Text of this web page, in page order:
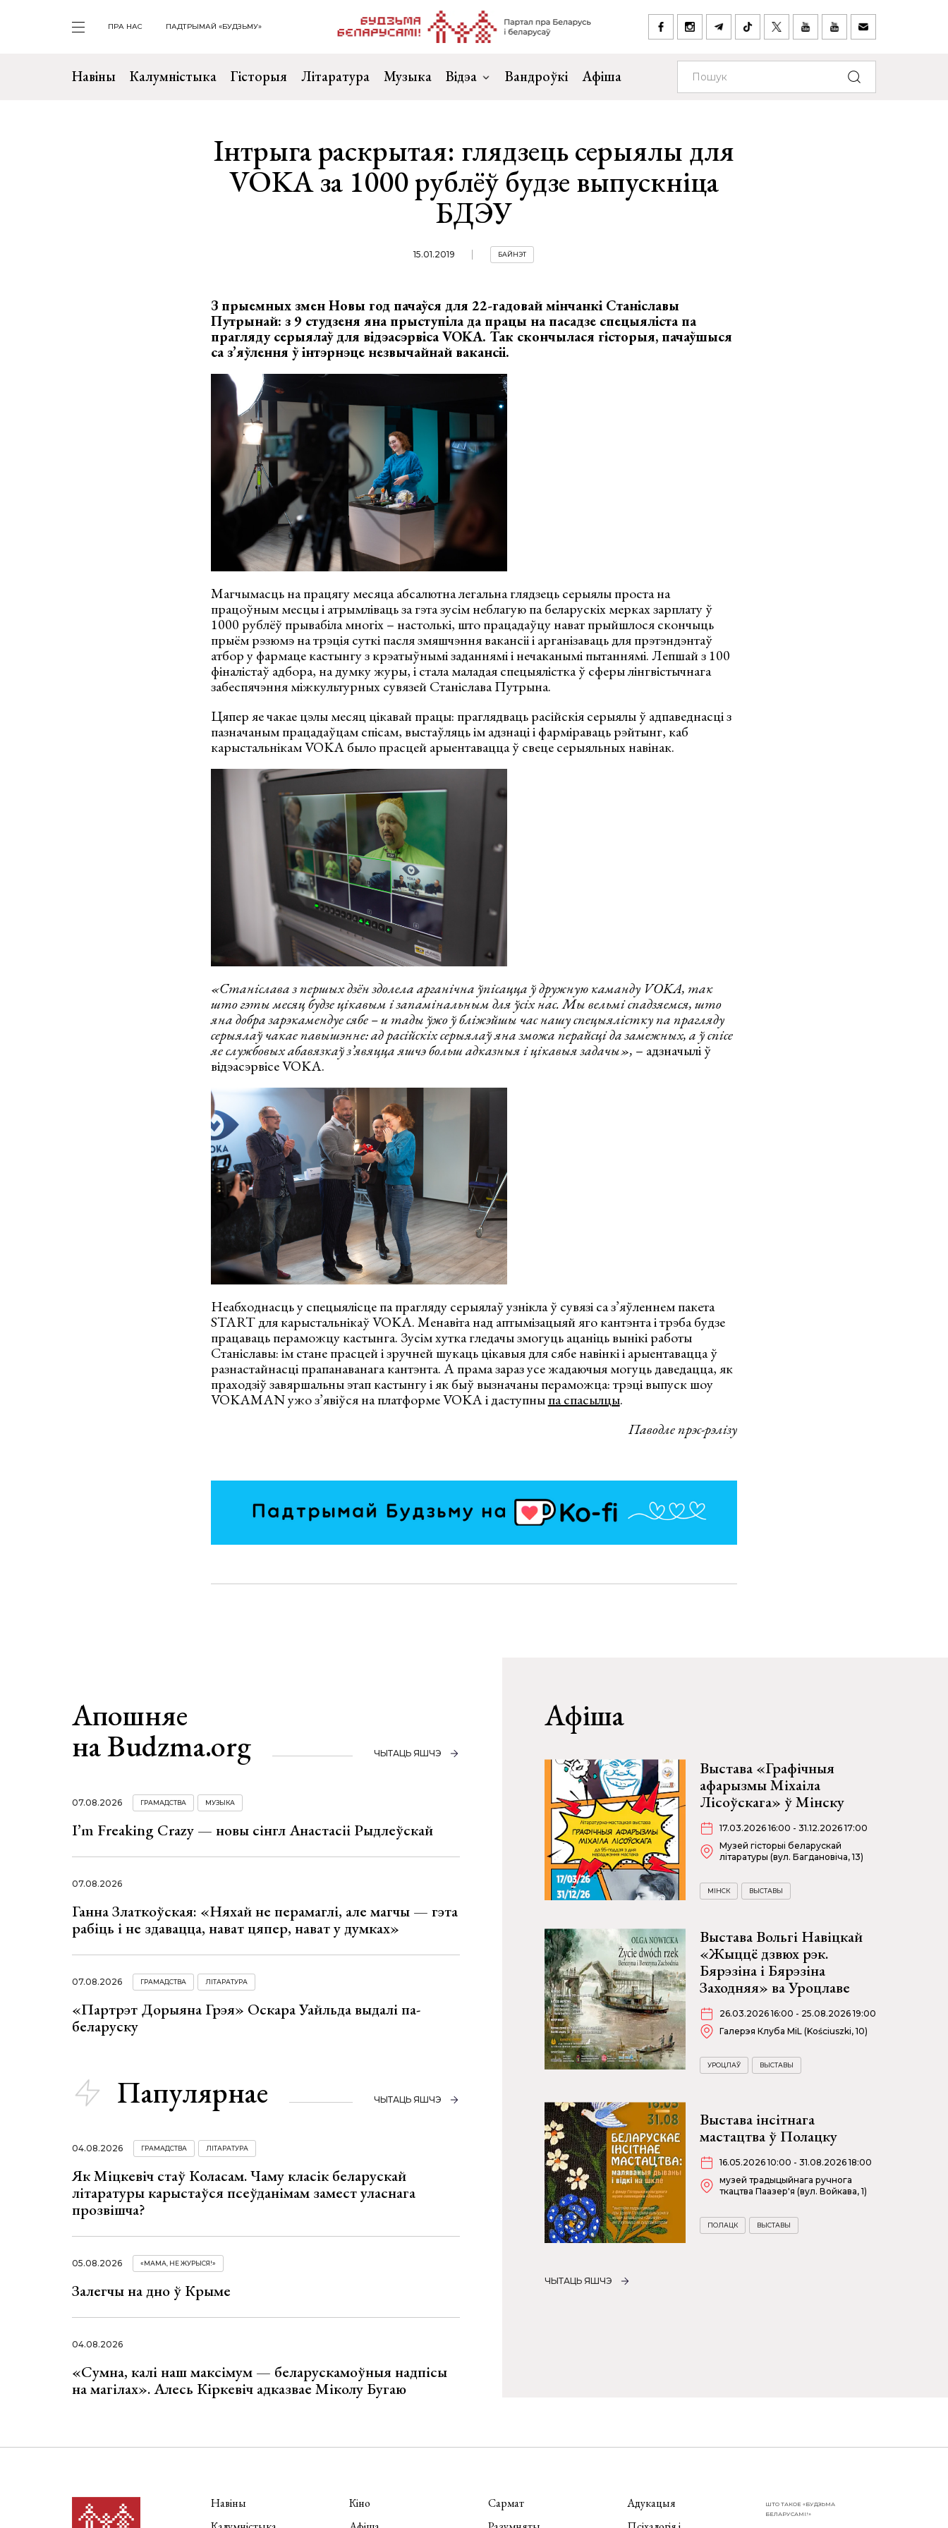
ПРА НАС ПАДТРЫМАЙ «БУДЗЬМУ»
Навіны Калумністыка Гісторыя Літаратура Музыка Відэа Вандроўкі Афіша
Інтрыга раскрытая: глядзець серыялы для
VOKA за 1000 рублёў будзе выпускніца
БДЭУ
15.01.2019 БАЙНЭТ
З прыемных змен Новы год пачаўся для 22-гадовай мінчанкі Станіславы
Путрынай: з 9 студзеня яна прыступіла да працы на пасадзе спецыяліста па
прагляду серыялаў для відэасэрвісаVOKA. Так скончылася гісторыя, пачаўшыся
са з’яўлення ў інтэрнэце незвычайнай вакансіі.
Магчымасць на працягу месяца абсалютна легальна глядзець серыялы проста на
працоўным месцы і атрымліваць за гэта зусім неблагую па беларускіх мерках зарплату ў
1000 рублёў прывабіла многіх – настолькі, што працадаўцу нават прыйшлося скончыць
прыём рэзюмэ на трэція суткі пасля змяшчэння вакансіі і арганізаваць для прэтэндэнтаў
атбор у фармаце кастынгу з крэатыўнымі заданнямі і нечаканымі пытаннямі. Лепшай з 100
фіналістаў адбора, на думку журы, і стала маладая спецыялістка ў сферы лінгвістычнага
забеспячэння міжкультурных сувязей Станіслава Путрына.
Цяпер яе чакае цэлы месяц цікавай працы: праглядваць расійскія серыялы ў адпаведнасці з
пазначаным працадаўцам спісам, выстаўляць ім адзнаці і фарміраваць рэйтынг, каб
карыстальнікам VOKA было прасцей арыентавацца ў свеце серыяльных навінак.
«Станіслава з першых дзён здолела арганічна ўпісацца ў дружную каманду VOKA, так
што гэты месяц будзе цікавым і запамінальным для ўсіх нас. Мы вельмі спадзяемся, што
яна добра зарэкамендуе сябе – и тады ўжо ў бліжэйшы час нашу спецыялістку па прагляду
серыялаў чакае павышэнне: ад расійскіх серыялаў яна зможа перайсці да замежных, а ў спісе
яе службовых абавязкаў з’явяцца яшчэ больш адказныя і цікавыя задачы», – адзначылі ў
відэасэрвісе VOKA.
Неабходнасць у спецыялісце па прагляду серыялаў узнікла ў сувязі са з’яўленнем пакета
START для карыстальнікаў VOKA. Менавіта над аптымізацыяй яго кантэнта і трэба будзе
працаваць пераможцу кастынга. Зусім хутка гледачы змогуць ацаніць вынікі работы
Станіславы: ім стане прасцей і зручней шукаць цікавыя для сябе навінкі і арыентавацца ў
разнастайнасці прапанаванага кантэнта. А прама зараз усе жадаючыя могуць даведацца, як
праходзіў завяршальны этап кастынгу і як быў вызначаны пераможца: трэці выпуск шоу
VOKAMAN ужо з’явіўся на платформе VOKA і даступныпа спасылцы.
Паводле прэс-рэлізу
Апошняе
на Budzma.org
ЧЫТАЦЬ ЯШЧЭ
07.08.2026 ГРАМАДСТВА МУЗЫКА
I’m Freaking Crazy — новы сінгл Анастасіі Рыдлеўскай
07.08.2026
Ганна Златкоўская: «Няхай не перамаглі, але магчы — гэта
рабіць і не здавацца, нават цяпер, нават у думках»
07.08.2026 ГРАМАДСТВА ЛІТАРАТУРА
«Партрэт Дорыяна Грэя» Оскара Уайльда выдалі па-
беларуску
Папулярнае ЧЫТАЦЬ ЯШЧЭ
04.08.2026 ГРАМАДСТВА ЛІТАРАТУРА
Як Міцкевіч стаў Коласам. Чаму класік беларускай
літаратуры карыстаўся псеўданімам замест уласнага
прозвішча?
05.08.2026 «МАМА, НЕ ЖУРЫСЯ!»
Залегчы на дно ў Крыме
04.08.2026
«Сумна, калі наш максімум — беларускамоўныя надпісы
на магілах». Алесь Кіркевіч адказвае Міколу Бугаю
Афіша
Выстава «Графічныя
афарызмы Міхаіла
Лісоўскага» ў Мінску
17.03.2026 16:00 - 31.12.2026 17:00
Музей гісторыі беларускай
літаратуры (вул. Багдановіча, 13)
МІНСК ВЫСТАВЫ
Выстава Вольгі Навіцкай
«Жыццё дзвюх рэк.
Бярэзіна і Бярэзіна
Заходняя» ва Уроцлаве
26.03.2026 16:00 - 25.08.2026 19:00
Галерэя Клуба MiL (Kościuszki, 10)
УРОЦЛАЎ ВЫСТАВЫ
Выстава інсітнага
мастацтва ў Полацку
16.05.2026 10:00 - 31.08.2026 18:00
музей традыцыйнага ручнога
ткацтва Паазер'я (вул. Войкава, 1)
ПОЛАЦК ВЫСТАВЫ
ЧЫТАЦЬ ЯШЧЭ
Навіны
Кіно
Сармат
Адукацыя
ШТО ТАКОЕ «БУДЗЬМА
БЕЛАРУСАМІ!»